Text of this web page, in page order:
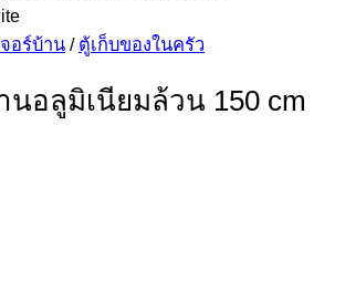
อร์บ้าน / ตู้เก็บของในครัว
นอลูมิเนียมล้วน 150 cm